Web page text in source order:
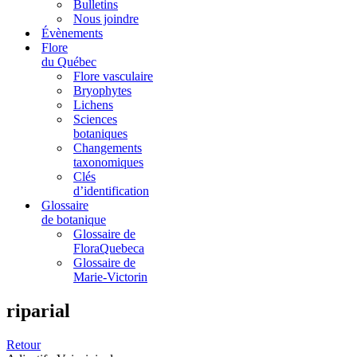
Bulletins
Nous joindre
Évènements
Flore
du Québec
Flore vasculaire
Bryophytes
Lichens
Sciences
botaniques
Changements
taxonomiques
Clés
d’identification
Glossaire
de botanique
Glossaire de
FloraQuebeca
Glossaire de
Marie-Victorin
riparial
Retour